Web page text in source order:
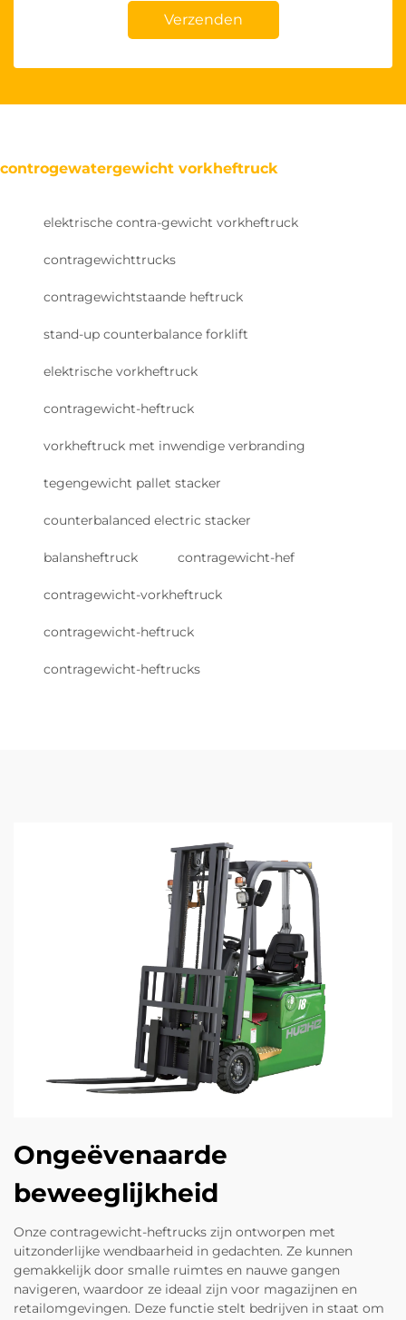
Verzenden
controgewatergewicht vorkheftruck
elektrische contra-gewicht vorkheftruck
contragewichttrucks
contragewichtstaande heftruck
stand-up counterbalance forklift
elektrische vorkheftruck
contragewicht-heftruck
vorkheftruck met inwendige verbranding
tegengewicht pallet stacker
counterbalanced electric stacker
balansheftruck contragewicht-hef
contragewicht-vorkheftruck
contragewicht-heftruck
contragewicht-heftrucks
Ongeëvenaarde
beweeglijkheid
Onze contragewicht-heftrucks zijn ontworpen met
uitzonderlijke wendbaarheid in gedachten. Ze kunnen
gemakkelijk door smalle ruimtes en nauwe gangen
navigeren, waardoor ze ideaal zijn voor magazijnen en
retailomgevingen. Deze functie stelt bedrijven in staat om